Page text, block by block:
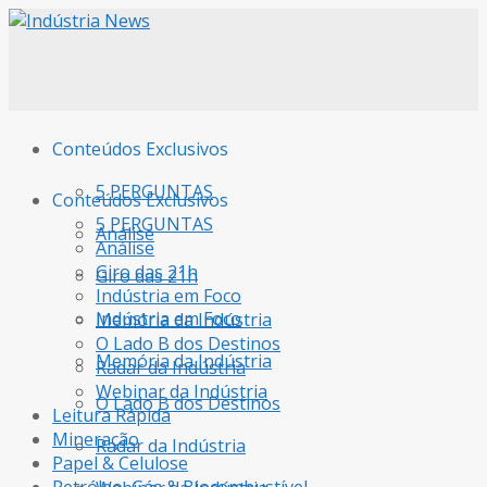
Conteúdos Exclusivos
5 PERGUNTAS
Análise
Giro das 21h
Indústria em Foco
Memória da Indústria
O Lado B dos Destinos
Radar da Indústria
Conteúdos Exclusivos
5 PERGUNTAS
Análise
Giro das 21h
Indústria em Foco
Memória da Indústria
O Lado B dos Destinos
Radar da Indústria
Webinar da Indústria
Leitura Rápida
Mineração
Papel & Celulose